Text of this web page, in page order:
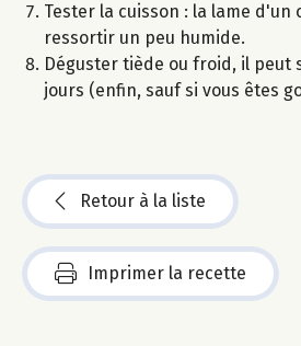
Tester la cuisson : la lame d'un
ressortir un peu humide.
Déguster tiède ou froid, il peut
jours (enfin, sauf si vous êtes
Retour à la liste
Imprimer la recette